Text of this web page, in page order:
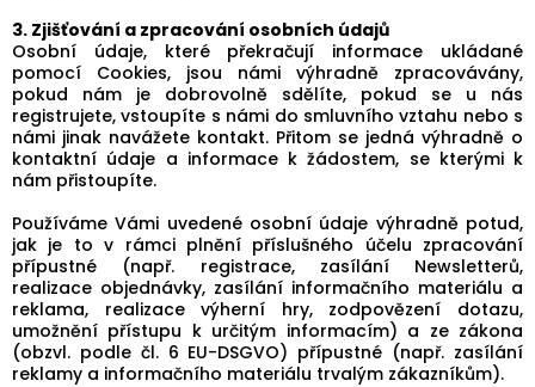
3. Zjišťování a zpracování osobních údajů
Osobní údaje, které překračují informace ukládané
pomocí Cookies, jsou námi výhradně zpracovávány,
pokud nám je dobrovolně sdělíte, pokud se u nás
registrujete, vstoupíte s námi do smluvního vztahu nebo s
námi jinak navážete kontakt. Přitom se jedná výhradně o
kontaktní údaje a informace k žádostem, se kterými k
nám přistoupíte.
Používáme Vámi uvedené osobní údaje výhradně potud,
jak je to v rámci plnění příslušného účelu zpracování
přípustné (např. registrace, zasílání Newsletterů,
realizace objednávky, zasílání informačního materiálu a
reklama, realizace výherní hry, zodpovězení dotazu,
umožnění přístupu k určitým informacím) a ze zákona
(obzvl. podle čl. 6 EU-DSGVO) přípustné (např. zasílání
reklamy a informačního materiálu trvalým zákazníkům).